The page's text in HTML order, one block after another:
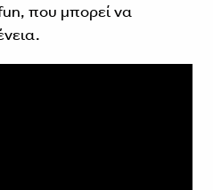
που μπορεί να